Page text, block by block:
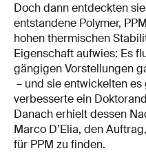
Doch dann entdeckten
entstandene Polymer,
hohen thermischen
Eigenschaft aufwies: Es
gängigen Vorstellungen
– und sie entwickelten
verbesserte ein
Danach erhielt dessen
Marco D’Elia, den
für PPM zu finden.